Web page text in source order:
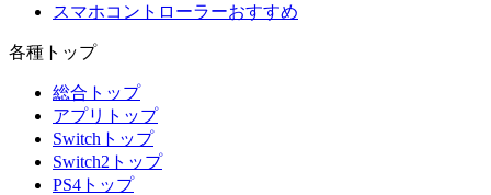
スマホコントローラーおすすめ
各種トップ
総合トップ
アプリトップ
Switchトップ
Switch2トップ
PS4トップ